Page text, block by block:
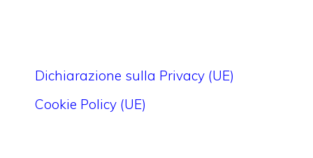
Dichiarazione sulla Privacy (UE)
Cookie Policy (UE)